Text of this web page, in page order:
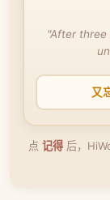
"After
又
点 记得后，